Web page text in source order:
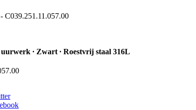
C039.251.11.057.00
∙ Zwart ∙ Roestvrij staal 316L